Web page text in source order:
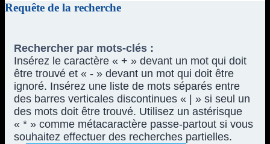
Requête de la recherche
Rechercher par mots-clés :
Insérez le caractère « + » devant un mot qui doit
être trouvé et « - » devant un mot qui doit être
ignoré. Insérez une liste de mots séparés entre
des barres verticales discontinues « | » si seul un
des mots doit être trouvé. Utilisez un astérisque
« * » comme métacaractère passe-partout si vous
souhaitez effectuer des recherches partielles.